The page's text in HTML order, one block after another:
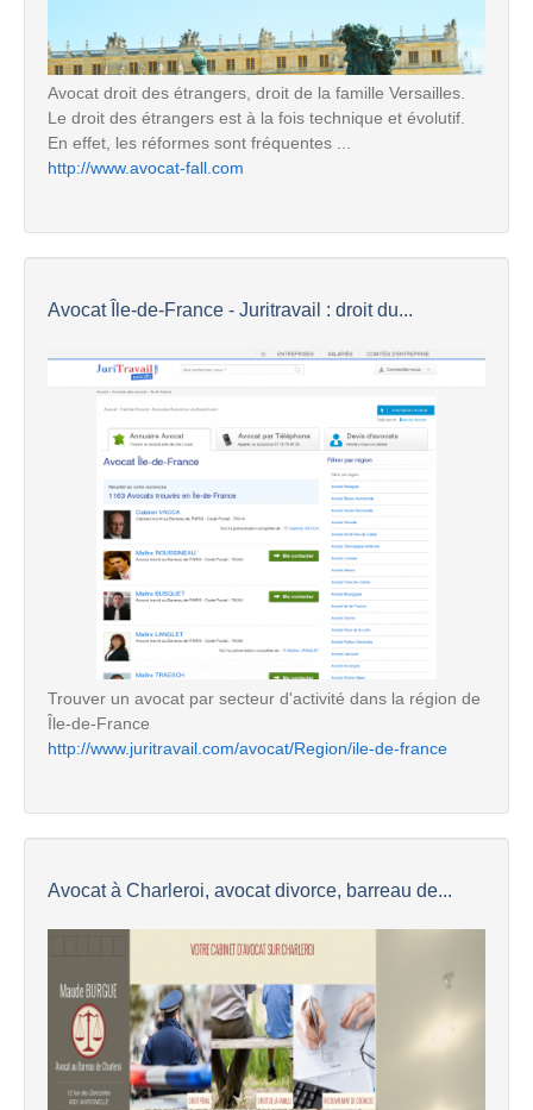
Avocat droit des étrangers, droit de la famille Versailles.
Le droit des étrangers est à la fois technique et évolutif.
En effet, les réformes sont fréquentes ...
http://www.avocat-fall.com
Avocat Île-de-France - Juritravail : droit du...
Trouver un avocat par secteur d'activité dans la région de
Île-de-France
http://www.juritravail.com/avocat/Region/ile-de-france
Avocat à Charleroi, avocat divorce, barreau de...